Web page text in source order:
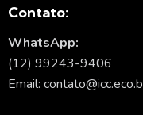
Contato:
WhatsApp:
(12) 99243-9406
Email: